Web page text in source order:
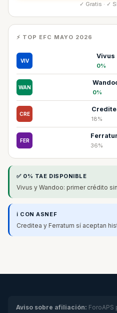
✓ Gratis · ✓
⚡ TOP EFC MAYO 2026
VIV
Vivus
0%
WAN
0%
CRE
18%
FER
36%
✅ 0% TAE DISPONIBLE
Vivus y Wandoo: primer crédito
ℹ️ CON ASNEF
Creditea y Ferratum sí aceptan
Aviso sobre afiliación: